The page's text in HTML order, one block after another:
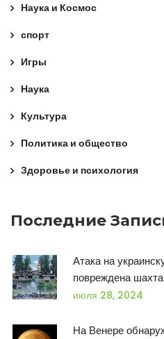
Наука и Космос
спорт
Игры
Наука
Культура
Политика и общество
Здоровье и психология
Последние
Атака на
повреждена
июля 28, 2024
На Венере